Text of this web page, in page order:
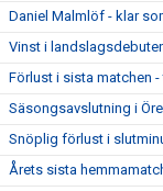
Daniel Malmlöf - klar
Vinst i
Förlust i sista matchen
Säsongsavslutning i
Snöplig förlust i
Årets sista